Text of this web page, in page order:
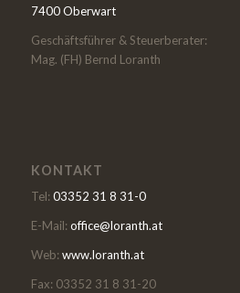
7400 Oberwart
Geschäftsführer & Steuerberater:
Mag. (FH) Bernd Loranth
KONTAKT
Tel: 03352 31 8 31-0
E-Mail: office@loranth.at
Web: www.loranth.at
Fax: 03352 31 8 31-20